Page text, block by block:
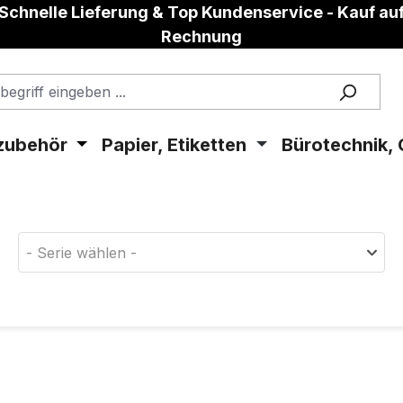
Lieferung & Top Kundenservice - Kauf
Rechnung
Papier, Etiketten Bürotechnik,
- Serie wählen -